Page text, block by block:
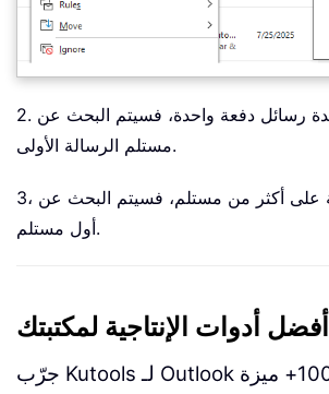
2. إذا قمت بتحديد عدة رسائل دفعة واحدة، فسيتم البحث عن
مستلم الرسالة الأولى.
3، إذا احتوت الرسالة على أكثر من مستلم، فسيتم البحث عن
أول مستلم.
أفضل أدوات الإنتاجية لمكتبتك
جرّب Kutools لـ Outlook الجديد كليًا مع 100+ ميزة